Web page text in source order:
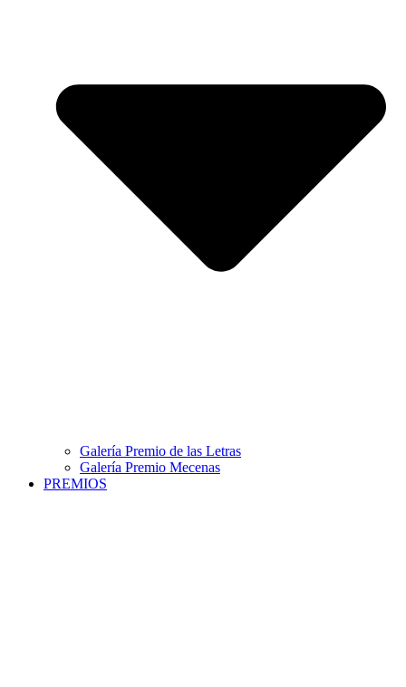
Galería Premio de las Letras
Galería Premio Mecenas
PREMIOS